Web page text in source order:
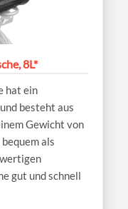
8L*
hat ein
besteht aus
Gewicht von
als
gut und schnell